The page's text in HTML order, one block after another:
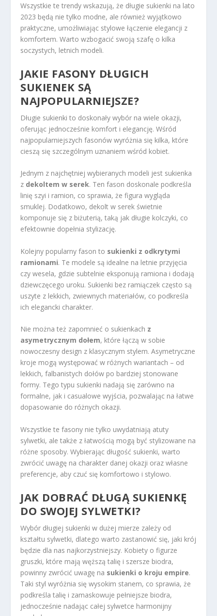
Wszystkie te trendy wskazują, że długie sukienki na lato
2023 będą nie tylko modne, ale również wyjątkowo
praktyczne, umożliwiając stylowe łączenie elegancji z
komfortem. Warto wzbogacić swoją szafę o kilka
soczystych, letnich modeli.
JAKIE FASONY DŁUGICH
SUKIENEK SĄ
NAJPOPULARNIEJSZE?
Długie sukienki to doskonały wybór na wiele okazji,
oferując jednocześnie komfort i elegancję. Wśród
najpopularniejszych fasonów wyróżnia się kilka, które
cieszą się szczególnym uznaniem wśród kobiet.
Jednym z najchętniej wybieranych modeli jest sukienka
z dekoltem w serek. Ten fason doskonale podkreśla
linię szyi i ramion, co sprawia, że figura wygląda
smuklej. Dodatkowo, dekolt w serek świetnie
komponuje się z biżuterią, taką jak długie kolczyki, co
efektownie dopełnia stylizację.
Kolejny popularny fason to sukienki z odkrytymi
ramionami. Te modele są idealne na letnie przyjęcia
czy wesela, gdzie subtelnie eksponują ramiona i dodają
dziewczęcego uroku. Sukienki bez ramiączek często są
uszyte z lekkich, zwiewnych materiałów, co podkreśla
ich elegancki charakter.
Nie można też zapomnieć o sukienkach z
asymetrycznym dołem, które łączą w sobie
nowoczesny design z klasycznym stylem. Asymetryczne
kroje mogą występować w różnych wariantach – od
lekkich, falbanistych dołów po bardziej stonowane
formy. Tego typu sukienki nadają się zarówno na
formalne, jak i casualowe wyjścia, pozwalając na łatwe
dopasowanie do różnych okazji.
Wszystkie te fasony nie tylko uwydatniają atuty
sylwetki, ale także z łatwością mogą być stylizowane na
różne sposoby. Wybierając długość sukienki, warto
zwrócić uwagę na charakter danej okazji oraz własne
preferencje, aby czuć się komfortowo i stylowo.
JAK DOBRAĆ DŁUGĄ SUKIENKĘ
DO SWOJEJ SYLWETKI?
Wybór długiej sukienki w dużej mierze zależy od
kształtu sylwetki, dlatego warto zastanowić się, jaki krój
będzie dla nas najkorzystniejszy. Kobiety o figurze
gruszki, które mają węższą talię i szersze biodra,
powinny zwrócić uwagę na sukienki o kroju empire.
Taki styl wyróżnia się wysokim stanem, co sprawia, że
podkreśla talię i zamaskowuje pełniejsze biodra,
jednocześnie nadając całej sylwetce harmonijny